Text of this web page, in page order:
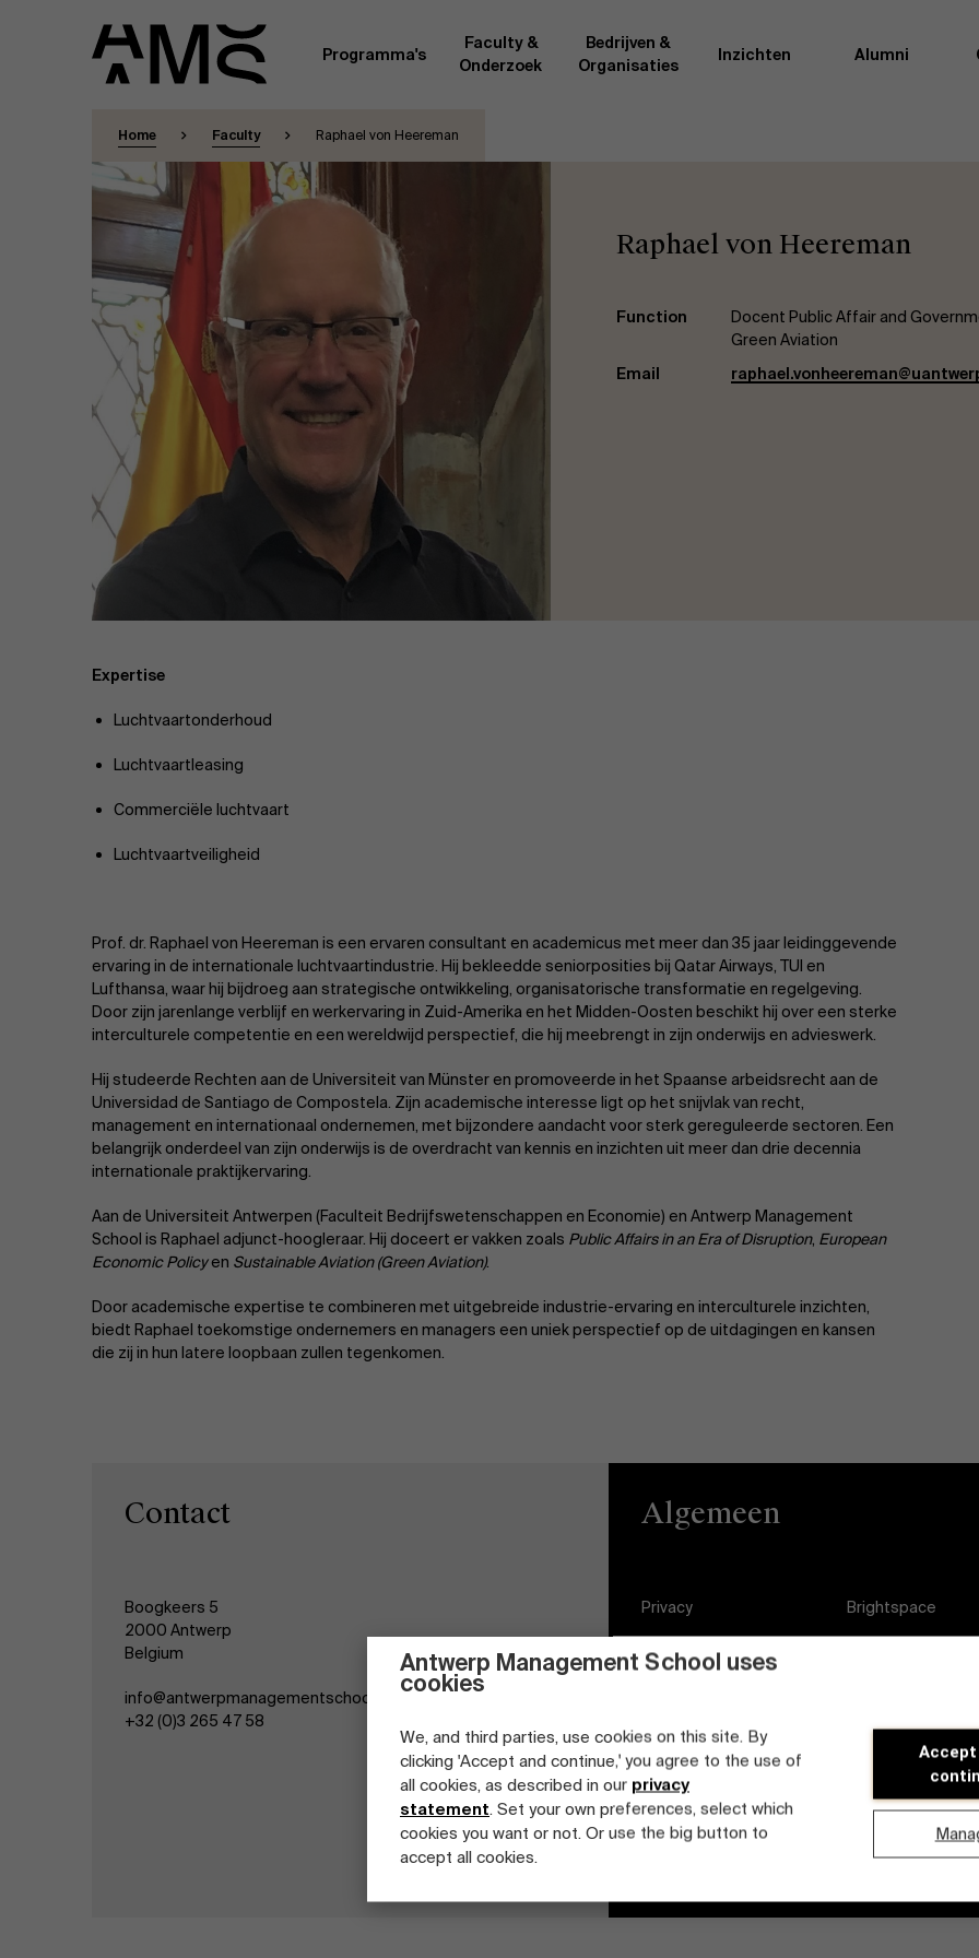
Antwerp Management School uses
cookies
We, and third parties, use cookies on this site. By
clicking 'Accept and continue,' you agree to the use of
all cookies, as described in our privacy
statement. Set your own preferences, select which
cookies you want or not. Or use the big button to
accept all cookies.
Accept
Programma's
Full-time programma's
Part-time programma's
Programma's op maat
Masterclasses
Financiën
Human Resources
Leiderschap
Publieke & Social Profit Sector
Vastgoed
Strategie & Innovatie
Supply Chain
Faculty &
Onderzoek
Faculty
Een kern van voltijdse academici, in dienst van AMS of gedeeld met de
Universiteit Antwerpen, vormt de ruggengraat van de AMS faculty
gemeenschap. Aanvullend daarop heeft een grote groep academici uit
andere universiteiten, lokaal en internationaal, en lesgevers met
praktijkervaring in de bedrijfswereld een deeltijdse opdracht aan de school.
Door hun specifieke expertise en hun professionele ervaring geven zij
volledige, praktijkgericht en wetenschappelijk actuele
managementinzichten. Samen bezorgen zij al onze deelnemers een
leerervaring van topkwaliteit.
onderzoeksteam
effectieve
Bedrijven &
Organisaties
Inzichten Alumni
Home Faculty Raphael von Heereman
Raphael von Heereman
Function
Docent Public Affair and
Green Aviation
Email
Expertise
Luchtvaartonderhoud
Luchtvaartleasing
Commerciële luchtvaart
Luchtvaartveiligheid
Prof. dr. Raphael von Heereman is een ervaren consultant en academicus met meer dan 35 jaar leidinggevende
ervaring in de internationale luchtvaartindustrie. Hij bekleedde seniorposities bij Qatar Airways, TUI en
Lufthansa, waar hij bijdroeg aan strategische ontwikkeling, organisatorische transformatie en regelgeving.
Door zijn jarenlange verblijf en werkervaring in Zuid-Amerika en het Midden-Oosten beschikt hij over een sterke
interculturele competentie en een wereldwijd perspectief, die hij meebrengt in zijn onderwijs en advieswerk.
Hij studeerde Rechten aan de Universiteit van Münster en promoveerde in het Spaanse arbeidsrecht aan de
Universidad de Santiago de Compostela. Zijn academische interesse ligt op het snijvlak van recht,
management en internationaal ondernemen, met bijzondere aandacht voor sterk gereguleerde sectoren. Een
belangrijk onderdeel van zijn onderwijs is de overdracht van kennis en inzichten uit meer dan drie decennia
internationale praktijkervaring.
Aan de Universiteit Antwerpen (Faculteit Bedrijfswetenschappen en Economie) en Antwerp Management
School is Raphael adjunct-hoogleraar. Hij doceert er vakken zoals Public Affairs in an Era of Disruption, European
Economic Policyen Sustainable Aviation (Green Aviation).
Door academische expertise te combineren met uitgebreide industrie-ervaring en interculturele inzichten,
biedt Raphael toekomstige ondernemers en managers een uniek perspectief op de uitdagingen en kansen
die zij in hun latere loopbaan zullen tegenkomen.
Contact
Boogkeers 5
2000 Antwerp
Belgium
info@antwerpmanagementschool.be
+32 (0)3 265 47 58
Algemeen
Privacy
Algemene
Studenten login
Brightspace
Inclusieplan